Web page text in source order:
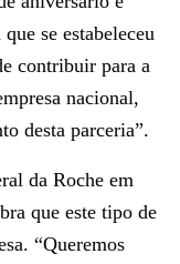
que se estabeleceu
contribuir para a
nacional,
desta parceria”.
da Roche em
que este tipo de
. “Queremos